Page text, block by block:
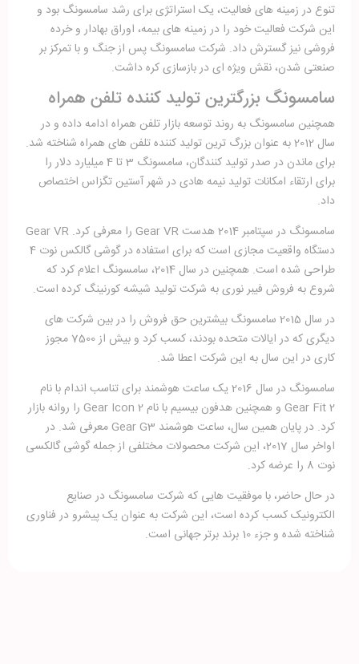
تنوع در زمینه های فعالیت، یک استراتژی برای رشد سامسونگ بود و
این شرکت فعالیت خود را در زمینه های بیمه، اوراق بهادار و خرده
فروشی نیز گسترش داد. شرکت سامسونگ پس از جنگ و با تمرکز بر
صنعتی شدن، نقش ویژه ای در بازسازی کره داشت.
سامسونگ بزرگترین تولید کننده تلفن همراه
همچنین سامسونگ به روند توسعه بازار تلفن همراه ادامه داده و در
سال 2012 به عنوان بزرگ ترین تولید کننده تلفن های همراه شناخته شد.
برای ماندن در صدر تولید کنندگان، سامسونگ 3 تا 4 میلیارد دلار را
برای ارتقاء امکانات تولید نیمه هادی در شهر آستین تگزاس اختصاص
داد.
سامسونگ در سپتامبر 2014 هدست Gear VR را معرفی کرد. Gear VR
دستگاه واقعیت مجازی است که برای استفاده در گوشی گالکس نوت 4
طراحی شده است. همچنین در سال 2014، سامسونگ اعلام کرد که
شروع به فروش فیبر نوری به شرکت تولید شیشه کورنینگ کرده است.
در سال 2015 سامسونگ بیشترین حق فروش را در بین شرکت های
دیگری که در ایالات متحده بودند، کسب کرد و بیش از 7500 مجوز
کاری در این سال به این شرکت اعطا شد.
سامسونگ در سال 2016 یک ساعت هوشمند برای تناسب اندام با نام
Gear Fit 2 و همچنین هدفون بیسیم با نام Gear Icon 2 را روانه بازار
کرد. در پایان همین سال، ساعت هوشمند Gear G3 معرفی شد. در
اواخر سال 2017، این شرکت محصولات مختلفی از جمله گوشی گالکسی
نوت 8 را عرضه کرد.
در حال حاضر، با موفقیت هایی که شرکت سامسونگ در صنایع
الکترونیک کسب کرده است، این شرکت به عنوان یک پیشرو در فناوری
شناخته شده و جزء 10 برند برتر جهانی است.